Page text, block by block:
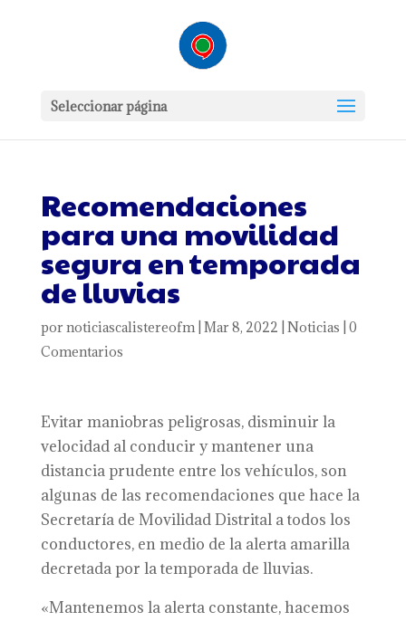
Seleccionar página
Recomendaciones
para una movilidad
segura en temporada
de lluvias
por noticiascalistereofm| Mar 8, 2022 Noticias 0
Comentarios
Evitar maniobras peligrosas, disminuir la
velocidad al conducir y mantener una
distancia prudente entre los vehículos, son
algunas de las recomendaciones que hace la
Secretaría de Movilidad Distrital a todos los
conductores, en medio de la alerta amarilla
decretada por la temporada de lluvias.
«Mantenemos la alerta constante, hacemos